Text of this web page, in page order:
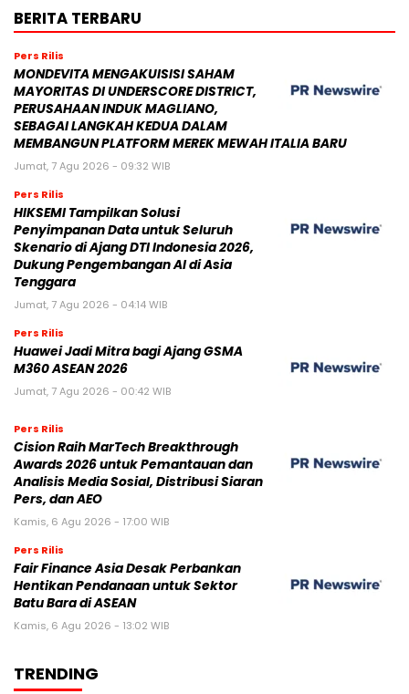
BERITA TERBARU
Pers Rilis
MONDEVITA MENGAKUISISI SAHAM
MAYORITAS DI UNDERSCORE DISTRICT,
PERUSAHAAN INDUK MAGLIANO,
SEBAGAI LANGKAH KEDUA DALAM
MEMBANGUN PLATFORM MEREK MEWAH ITALIA BARU
Jumat, 7 Agu 2026 - 09:32 WIB
Pers Rilis
HIKSEMI Tampilkan Solusi
Penyimpanan Data untuk Seluruh
Skenario di Ajang DTI Indonesia 2026,
Dukung Pengembangan AI di Asia
Tenggara
Jumat, 7 Agu 2026 - 04:14 WIB
Pers Rilis
Huawei Jadi Mitra bagi Ajang GSMA
M360 ASEAN 2026
Jumat, 7 Agu 2026 - 00:42 WIB
Pers Rilis
Cision Raih MarTech Breakthrough
Awards 2026 untuk Pemantauan dan
Analisis Media Sosial, Distribusi Siaran
Pers, dan AEO
Kamis, 6 Agu 2026 - 17:00 WIB
Pers Rilis
Fair Finance Asia Desak Perbankan
Hentikan Pendanaan untuk Sektor
Batu Bara di ASEAN
Kamis, 6 Agu 2026 - 13:02 WIB
TRENDING